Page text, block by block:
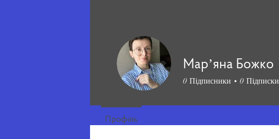
Марʼяна Божко
0 Підписники 0 Підписки
Профіль